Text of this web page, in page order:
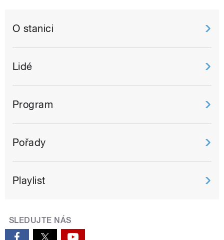
O stanici
Lidé
Program
Pořady
Playlist
SLEDUJTE NÁS